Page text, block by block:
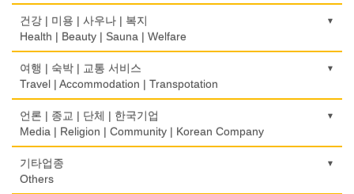
Bakery
식품도매
Food Distributors
의사-내과
Internal Medicine
의사-물리치료/카이로 프랙터
Physiotherapy/Chiropractic Clinic
의사-비뇨기과
의사-산부인과
Obstetrician
백화점/선물센터
보석/귀금속/시계
Jeweler/Jeweller
비디오-사진/촬영/편집/공급
Video Service
사진촬영
Boarding House
학교/학원
School/Academy
개인지도-체육
개인지도-음악
Private Lesson-Music
개인지도-옷수선
빨래방/세탁
Coin Laundry/Dry cleaning
상패/트로피
Medal/Trophy
Dry cleaning Equipment
악기사
열쇠
Home Inspection
간판
Signs
가구판매/수리
Furniture Sales/Repair
Machinery Rebuilding
난방/냉동
Taxi Service
Automobile/Car
자동차-렌트
Car Rental
자동차-바디샵
Autobody Shop
골프장
Golf/Country Club
가라오케/노래방/카페
Karaoke/Cafe
Dahn Centre
당구장
Billiard Club
교통위반티켓
Traffic Ticket
공인회계사(CPA)
CPA
번역/통역/이력서
Translation/Interpretation/Resume Service
Law Office
건강 | 미용 | 사우나 | 복지
Health | Beauty | Sauna | Welfare
건강상담/식품/정보
Health Counseling/Food/Information
의료기
Medical Equipment
Massage
여행 | 숙박 | 교통 서비스
Travel | Accommodation | Transpotation
호텔/모텔/숙박
Hotel/Motel
여행/관광
Travel/Tour
언론 | 종교 | 단체 | 한국기업
Media | Religion | Community | Korean Company
기도원/수양관
Retreat Centre
기타업종
Others